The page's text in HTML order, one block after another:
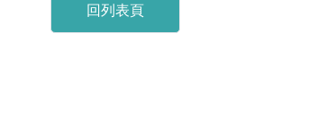
回列表頁